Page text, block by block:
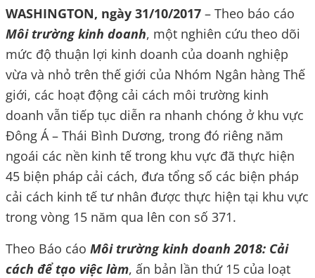
WASHINGTON, ngày 31/10/2017 – Theo báo cáo
Môi trường kinh doanh, một nghiên cứu theo dõi
mức độ thuận lợi kinh doanh của doanh nghiệp
vừa và nhỏ trên thế giới của Nhóm Ngân hàng Thế
giới, các hoạt động cải cách môi trường kinh
doanh vẫn tiếp tục diễn ra nhanh chóng ở khu vực
Đông Á – Thái Bình Dương, trong đó riêng năm
ngoái các nền kinh tế trong khu vực đã thực hiện
45 biện pháp cải cách, đưa tổng số các biện pháp
cải cách kinh tế tư nhân được thực hiện tại khu vực
trong vòng 15 năm qua lên con số 371.
Theo Báo cáo Môi trường kinh doanh 2018: Cải
cách để tạo việc làm, ấn bản lần thứ 15 của loạt